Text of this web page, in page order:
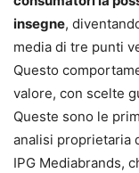
insegne,
media di tre punti
Questo
valore, con scelte
Queste sono le
analisi proprietaria
IPG Mediabrands,